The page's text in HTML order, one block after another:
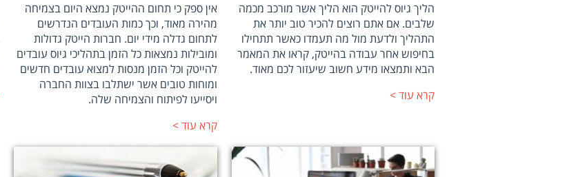
הליך גיוס להייטק הוא הליך אשר מורכב מכמה
שלבים. אם אתם רוצים להכיר טוב יותר את
התהליך ולדעת מול מה תעמדו כאשר תתחילו
בחיפוש אחר עבודה בהייטק, קראו את המאמר
הבא ותמצאו מידע חשוב שיעזור לכם מאוד.
קרא עוד
אין ספק כי תחום ההייטק נמצא היום בצמיחה
מהירה מאוד, וכך כמות העובדים הנדרשים
לתחום גדלה מידי יום. חברות הייטק גדולות
ומובילות נמצאות כל הזמן בתהליכי גיוס עובדים
להייטק וכל הזמן מנסות למצוא עובדים חדשים
ומוחות טובים אשר ישתלבו בצוות החברה
ויסייעו לפיתוח והצמיחה שלה.
קרא עוד